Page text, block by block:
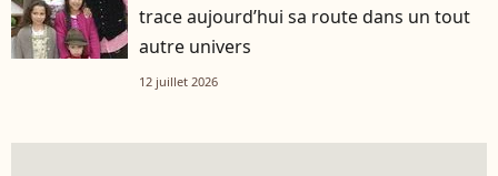
trace aujourd’hui sa route dans un tout
autre univers
12 juillet 2026